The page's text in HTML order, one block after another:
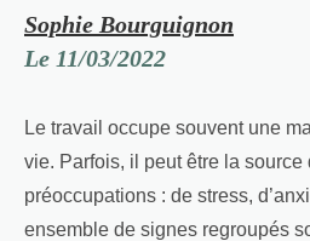
Sophie Bourguignon
Le 11/03/2022
Le travail occupe souvent une
vie. Parfois, il peut être la source
préoccupations : de stress,
ensemble de signes regroupés